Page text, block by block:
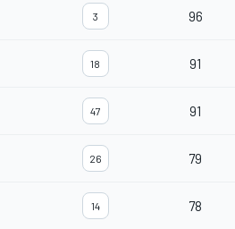
3 96
18 91
47 91
26 79
14 78